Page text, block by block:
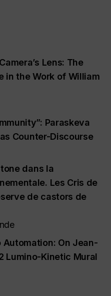
Lens: The
in the Work of William
Paraskeva
Counter-Discourse
dans la
Les Cris de
de castors de
Automation: On Jean-
Lumino-Kinetic Mural